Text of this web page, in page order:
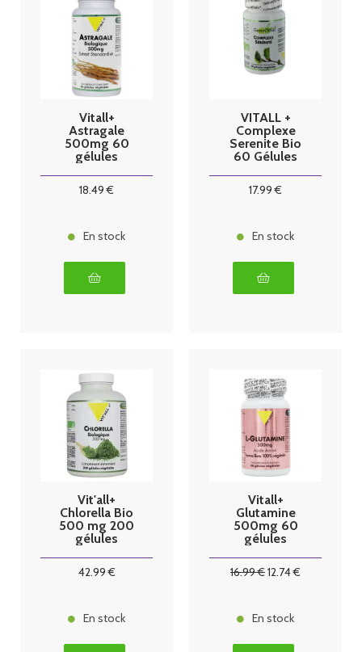
Vitall+
Astragale
500mg 60
gélules
18.49 €
En stock
VITALL +
Complexe
Serenite Bio
60 Gélules
17.99 €
En stock
Vit'all+
Chlorella Bio
500 mg 200
gélules
42.99€
En stock
Vitall+
Glutamine
500mg 60
gélules
16.99€12.74€
En stock